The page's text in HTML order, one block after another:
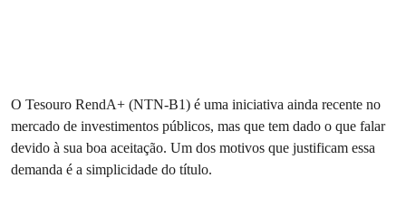
O Tesouro RendA+ (NTN-B1) é uma iniciativa ainda recente no
mercado de investimentos públicos, mas que tem dado o que falar
devido à sua boa aceitação. Um dos motivos que justificam essa
demanda é a simplicidade do título.